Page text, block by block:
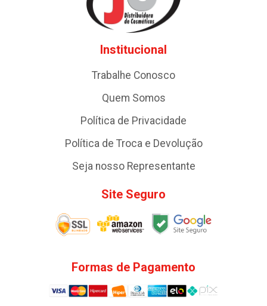
Institucional
Trabalhe Conosco
Quem Somos
Política de Privacidade
Política de Troca e Devolução
Seja nosso Representante
Site Seguro
Formas de Pagamento